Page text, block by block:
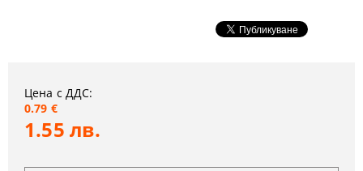
Цена с ДДС:
0.79 €
1.55 лв.